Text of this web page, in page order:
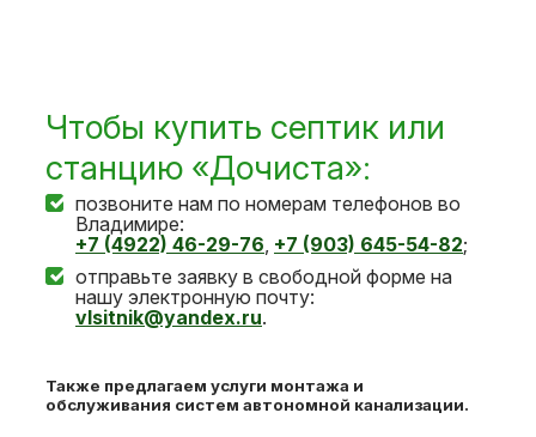
Чтобы купить септик или
станцию «Дочиста»:
позвоните нам по номерам телефонов во
Владимире:
+7 (4922) 46-29-76 +7 (903) 645-54-82;
отправьте заявку в свободной форме на
нашу электронную почту:
vlsitnik@yandex.ru.
Также предлагаем услуги монтажа и
обслуживания систем автономной канализации.